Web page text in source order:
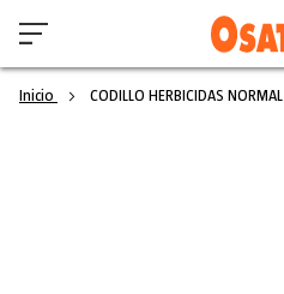
Inicio CODILLO HERBICIDAS NORMAL